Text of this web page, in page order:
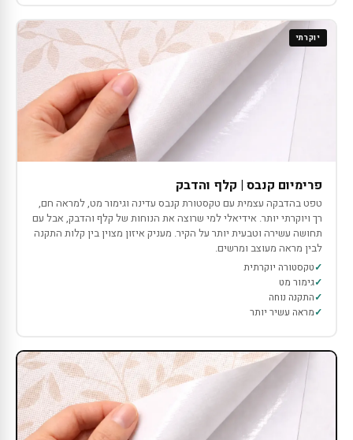
יוקרתי
פרימיום קנבס | קלף והדבק
טפט בהדבקה עצמית עם טקסטורת קנבס עדינה וגימור מט, למראה חם,
רך ויוקרתי יותר. אידיאלי למי שרוצה את הנוחות של קלף והדבק, אבל עם
תחושה עשירה וטבעית יותר על הקיר. מעניק איזון מצוין בין קלות התקנה
לבין מראה מעוצב ומרשים.
טקסטורה יוקרתית
גימור מט
התקנה נוחה
מראה עשיר יותר